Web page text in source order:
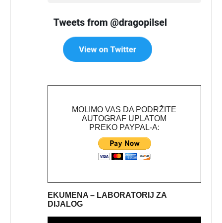
MOLIMO VAS DA PODRŽITE
AUTOGRAF UPLATOM
PREKO PAYPAL-A:
EKUMENA – LABORATORIJ ZA
DIJALOG